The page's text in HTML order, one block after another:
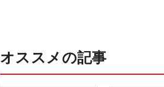
オススメの記事